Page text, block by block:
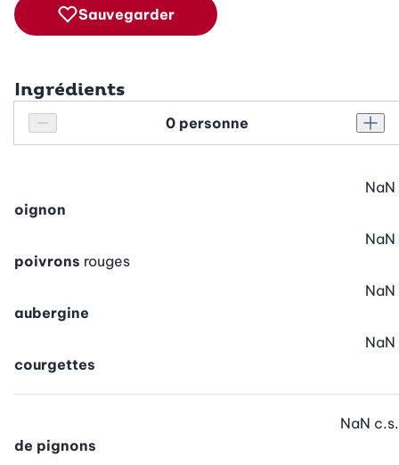
Sauvegarder
Ingrédients
Réduire le nombre de personnes
Personnes
oignon
NaN
poivrons rouges
NaN
aubergine
NaN
courgettes
NaN
de pignons
NaN c.s.